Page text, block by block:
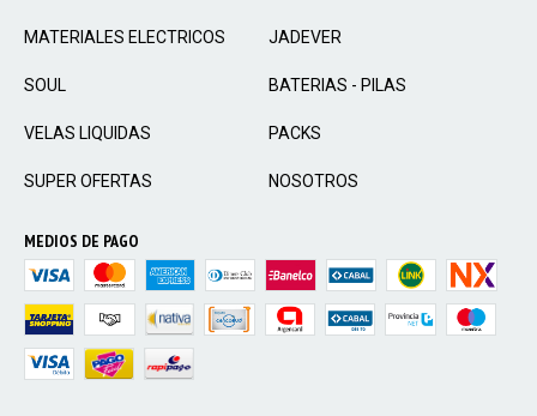
MATERIALES ELECTRICOS JADEVER
SOUL BATERIAS - PILAS
VELAS LIQUIDAS PACKS
SUPER OFERTAS NOSOTROS
MEDIOS DE PAGO